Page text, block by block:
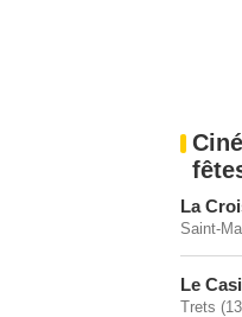
La
Saint-
Le
Trets